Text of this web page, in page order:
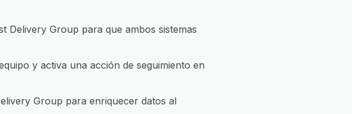
Delivery Group para que ambos sistemas
y activa una acción de seguimiento en
Group para enriquecer datos al